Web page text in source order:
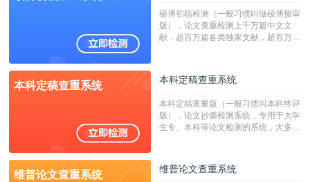
硕博初稿检测（一般习惯叫做硕博预审
版），论文查重检测上千万篇中文文
献，超百万篇各类独家文献，超百万港
校用来检测硕博论文的系统，检测范围
广，数据来源真实，检测算法合理!本
字符数30万）
本科定稿查重系统 本科定稿查重系统
本科定稿查重版（一般习惯叫本科终评
版），论文抄袭检测系统，专用于大学
生专、本科等论文检测的系统，大多数
维普论文查重系统 维普论文查重系统